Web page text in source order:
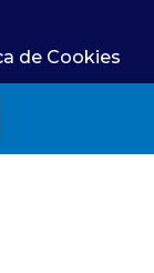
de Cookies